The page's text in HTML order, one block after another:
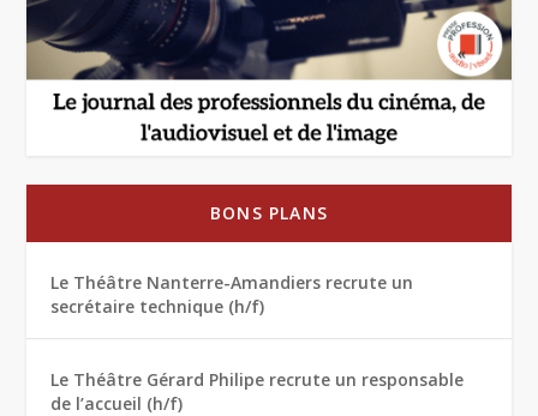
BONS PLANS
Le Théâtre Nanterre-Amandiers recrute un
secrétaire technique (h/f)
Le Théâtre Gérard Philipe recrute un responsable
de l’accueil (h/f)